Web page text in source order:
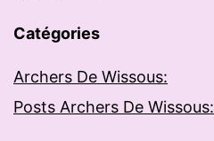
Catégories
Archers De Wissous:
Posts Archers De Wissous: